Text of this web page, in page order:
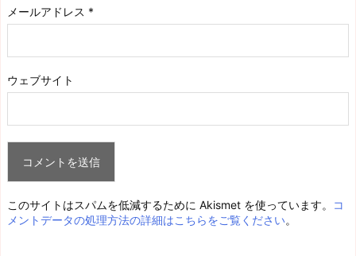
メールアドレス *
ウェブサイト
このサイトはスパムを低減するために Akismet を使っています。
コ
メントデータの処理方法の詳細はこちらをご覧ください。